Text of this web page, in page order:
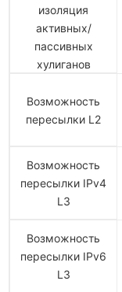
изоляция
активных/
пассивных
хулиганов
Возможность
пересылки L2
Возможность
пересылки IPv4
L3
Возможность
пересылки IPv6
L3